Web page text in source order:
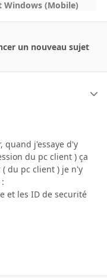
Windows (Mobile)
un nouveau sujet
quand j'essaye d'y
du pc client ) ça
du pc client ) je n'y
et les ID de securité